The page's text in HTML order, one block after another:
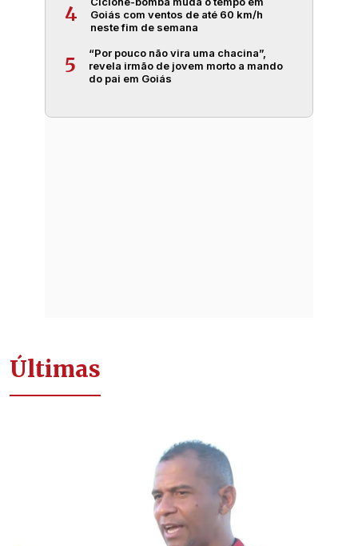
4
Goiás com ventos de até 60 km/h
neste fim de semana
5
“Por pouco não vira uma chacina”,
revela irmão de jovem morto a mando
do pai em Goiás
Últimas